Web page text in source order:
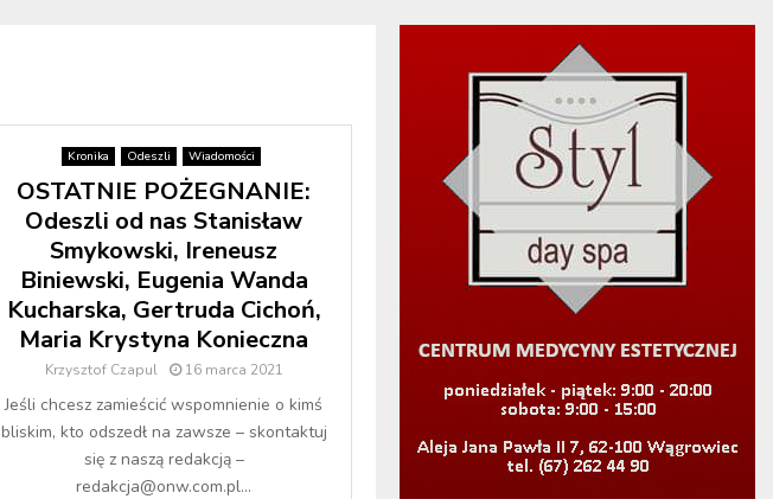
Kronika Odeszli Wiadomości
OSTATNIE POŻEGNANIE:
Odeszli od nas Stanisław
Smykowski, Ireneusz
Biniewski, Eugenia Wanda
Kucharska, Gertruda Cichoń,
Maria Krystyna Konieczna
Krzysztof Czapul 16 marca 2021
Jeśli chcesz zamieścić wspomnienie o kimś
bliskim, kto odszedł na zawsze – skontaktuj
się z naszą redakcją –
redakcja@onw.com.pl...